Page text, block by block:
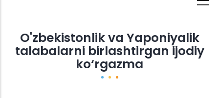
O'zbekistonlik va Yaponiyalik
talabalarni birlashtirgan ijodiy
ko‘rgazma